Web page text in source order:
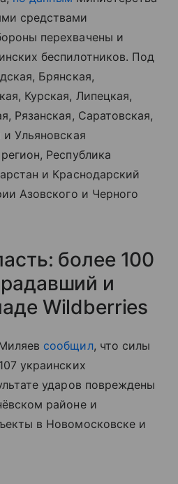
средствами
перехвачены и
беспилотников. Под
Брянская,
Курская, Липецкая,
Рязанская, Саратовская,
Ульяновская
Республика
и Краснодарский
Азовского и Черного
более 100
и
Wildberries
сообщил, что силы
украинских
ударов повреждены
районе и
в Новомосковске и